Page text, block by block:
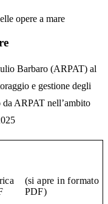
opere a mare
Barbaro (ARPAT) al
e gestione degli
da ARPAT nell’ambito
(si apre in formato
PDF)